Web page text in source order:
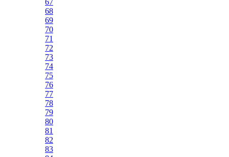
67
68
69
70
71
72
73
74
75
76
77
78
79
80
81
82
83